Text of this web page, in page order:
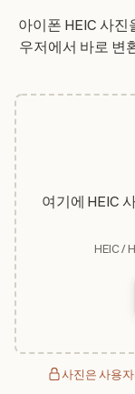
아이폰 HEIC 사
우저에서 바로 변
여기에 HEIC
HEIC /
사진은 사용